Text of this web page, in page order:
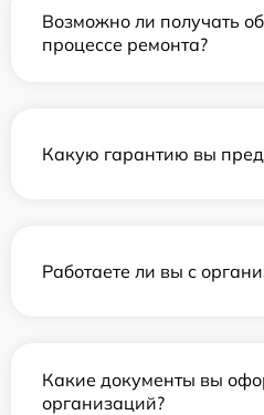
Возможно ли получать
процессе ремонта?
Какую гарантию вы
Работаете ли вы с
Какие документы вы
организаций?